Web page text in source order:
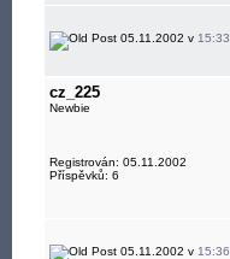
05.11.2002 v 15:33
cz_225
Newbie
Registrován: 05.11.2002
Příspěvků: 6
05.11.2002 v 15:36